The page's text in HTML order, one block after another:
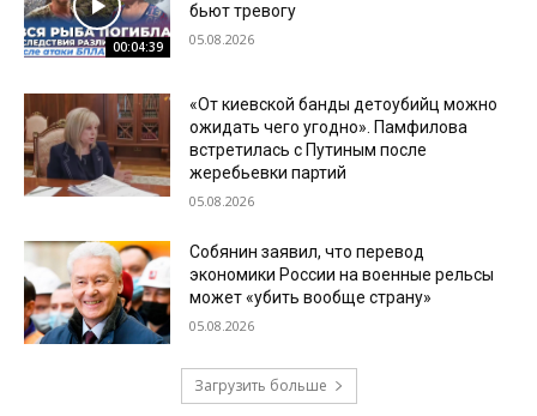
00:04:39
бьют тревогу
05.08.2026
«От киевской банды детоубийц можно
ожидать чего угодно». Памфилова
встретилась с Путиным после
жеребьевки партий
05.08.2026
Собянин заявил, что перевод
экономики России на военные рельсы
может «убить вообще страну»
05.08.2026
Загрузить больше